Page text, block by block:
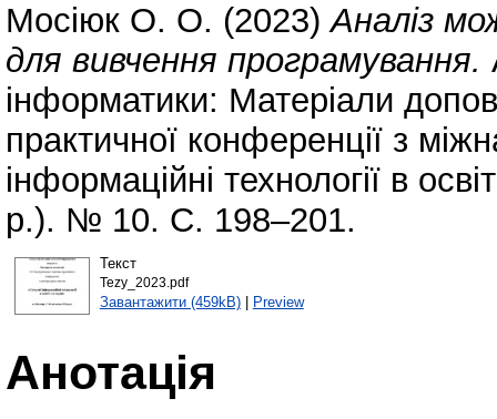
Мосіюк О. О. (2023)Аналіз
для вивчення програмування.
інформатики: Матеріали
практичної конференції з
інформаційні технології в
р.). № 10. С. 198–201.
Текст
Tezy_2023.pdf
Завантажити (459kB)| Preview
Анотація